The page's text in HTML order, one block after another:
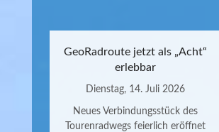
GeoRadroute jetzt als „Acht“
erlebbar
Dienstag, 14. Juli 2026
Neues Verbindungsstück des
Tourenradwegs feierlich eröffnet